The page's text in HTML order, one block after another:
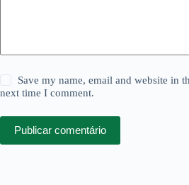
Save my name, email and website in
next time I comment.
Publicar comentário